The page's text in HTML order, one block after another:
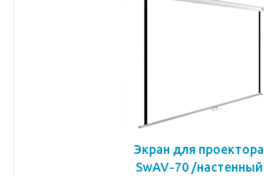
Экран для проектора
SwAV-70 /настенный